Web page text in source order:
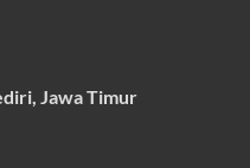
Jawa Timur